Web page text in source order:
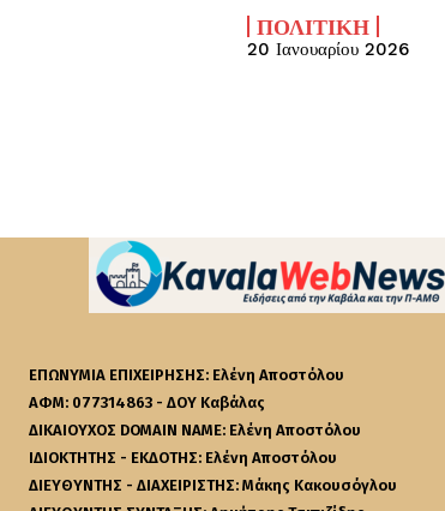
ΠΟΛΙΤΙΚΉ
20 Ιανουαρίου 2026
ΕΠΩΝΥΜΙΑ ΕΠΙΧΕΙΡΗΣΗΣ: Ελένη Αποστόλου
ΑΦΜ: 077314863 - ΔΟΥ Καβάλας
ΔΙΚΑΙΟΥΧΟΣ DOMAIN NAME: Ελένη Αποστόλου
ΙΔΙΟΚΤΗΤΗΣ - ΕΚΔΟΤΗΣ: Ελένη Αποστόλου
ΔΙΕΥΘΥΝΤΗΣ - ΔΙΑΧΕΙΡΙΣΤΗΣ: Μάκης Κακουσόγλου